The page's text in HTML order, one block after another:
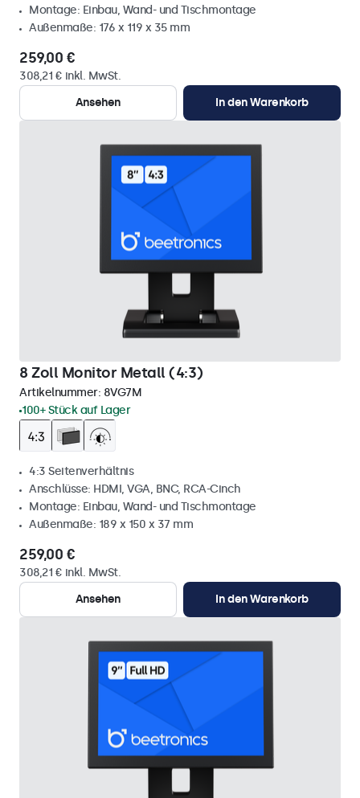
Montage: Einbau, Wand- und Tischmontage
Außenmaße: 176 x 119 x 35 mm
259,00 €
308,21 € inkl. MwSt.
Ansehen
In den Warenkorb
8 Zoll Monitor Metall (4:3)
Artikelnummer: 8VG7M
100+ Stück auf Lager
4:3 Seitenverhältnis
Anschlüsse: HDMI, VGA, BNC, RCA-Cinch
Montage: Einbau, Wand- und Tischmontage
Außenmaße: 189 x 150 x 37 mm
259,00 €
308,21 € inkl. MwSt.
Ansehen
In den Warenkorb